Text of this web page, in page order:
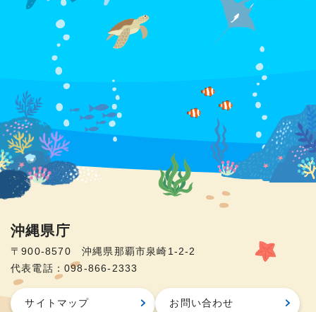
沖縄県庁
〒900-8570 沖縄県那覇市泉崎1-2-2
代表電話：098-866-2333
サイトマップ お問い合わせ